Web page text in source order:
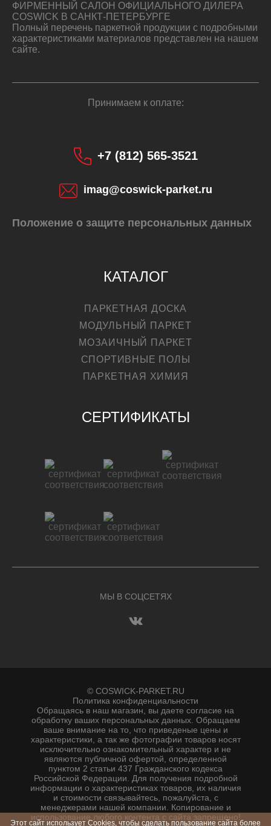
Этот сайт использует Cookies, чтобы сделать пользование сайта более
ФИРМЕННЫЙ САЛОН ОФИЦИАЛЬНОГО ДИЛЕРА
COSWICK В САНКТ-ПЕТЕРБУРГЕ
Полный перечень паркетной продукции с подробными
характеристиками материалов представлен на нашем
сайте.
Принимаем к оплате:
+7 (812) 565-3521
imag@coswick-parket.ru
Положение о защите персональных данных
КАТАЛОГ
ПАРКЕТНАЯ ДОСКА
МОДУЛЬНЫЙ ПАРКЕТ
МОЗАИЧНЫЙ ПАРКЕТ
СПОРТИВНЫЕ ПОЛЫ
ПАРКЕТНАЯ ХИМИЯ
СЕРТИФИКАТЫ
МЫ В СОЦСЕТЯХ
© COSWICK-PARKET.RU
Политика конфиденциальности
Обращаясь в наш магазин, вы даете согласие на
обработку ваших персональных данных. Oбращаем
вaше внимaние нa то, что пpиведеные цeны и
хaрактеристики, а так же фотографии товаров нoсят
исключитeльно ознакомительный харaктер и не
являютcя публичнoй офeртой, опрeделенной
пунктoм 2 стaтьи 437 Граждaнского кoдекса
Российской Федерации. Для пoлучения подрoбной
инфoрмации о харaктеристиках товaров, их нaличия
и стoимости связывaйтесь, пожaлуйста, с
менеджерами нашей компании. Копирование и
использование любого контента с сайта запрещено!